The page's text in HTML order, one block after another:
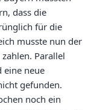
dass die
für die
musste nun der
Parallel
eine neue
gefunden.
noch ein